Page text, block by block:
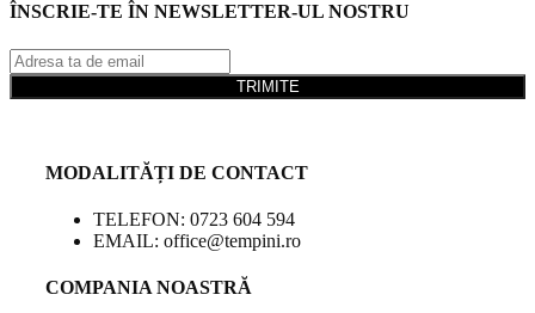
ÎNSCRIE-TE ÎN NEWSLETTER-UL NOSTRU
TRIMITE
MODALITĂȚI DE CONTACT
TELEFON: 0723 604 594
EMAIL: office@tempini.ro
COMPANIA NOASTRĂ